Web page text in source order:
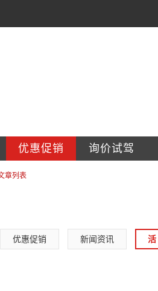
优惠促销 询价试驾
章列表
优惠促销 新闻资讯 活